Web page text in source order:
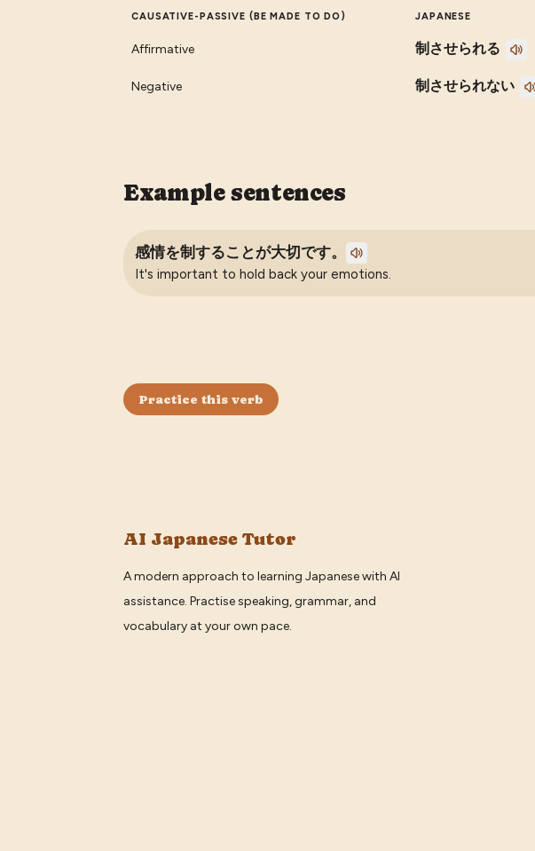
CAUSATIVE-PASSIVE (BE MADE TO DO) JAPANESE
Affirmative 制させられる
Negative 制させられない
Example sentences
感情を制することが大切です。
It's important to hold back your emotions.
Practice this verb
AI Japanese Tutor
A modern approach to learning Japanese with AI
assistance. Practise speaking, grammar, and
vocabulary at your own pace.